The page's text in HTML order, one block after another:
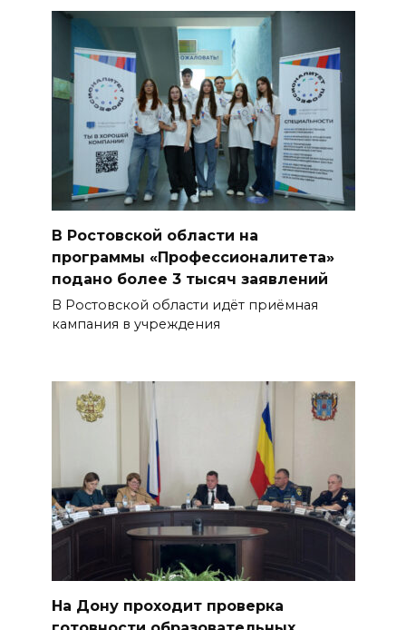
В Ростовской области на
программы «Профессионалитета»
подано более 3 тысяч заявлений
В Ростовской области идёт приёмная
кампания в учреждения
На Дону проходит проверка